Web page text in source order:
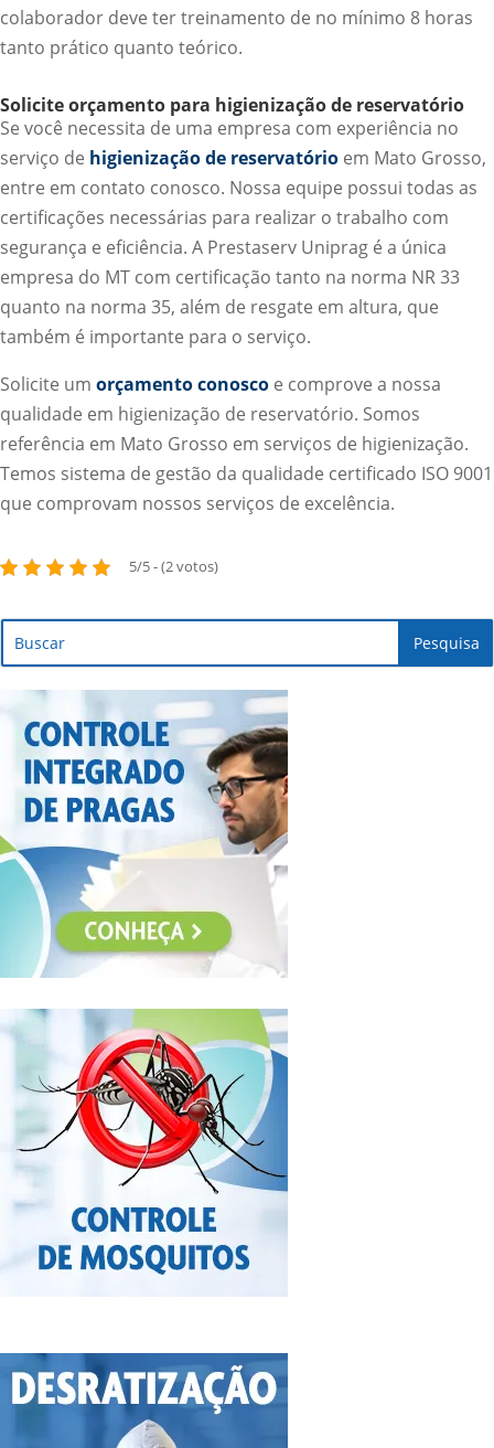
colaborador deve ter treinamento de no mínimo 8 horas
tanto prático quanto teórico.
Solicite orçamento para higienização de reservatório
Se você necessita de uma empresa com experiência no
serviço de higienização de reservatório em Mato Grosso,
entre em contato conosco. Nossa equipe possui todas as
certificações necessárias para realizar o trabalho com
segurança e eficiência. A Prestaserv Uniprag é a única
empresa do MT com certificação tanto na norma NR 33
quanto na norma 35, além de resgate em altura, que
também é importante para o serviço.
Solicite um orçamento conosco e comprove a nossa
qualidade em higienização de reservatório. Somos
referência em Mato Grosso em serviços de higienização.
Temos sistema de gestão da qualidade certificado ISO 9001
que comprovam nossos serviços de excelência.
5/5 - (2 votos)